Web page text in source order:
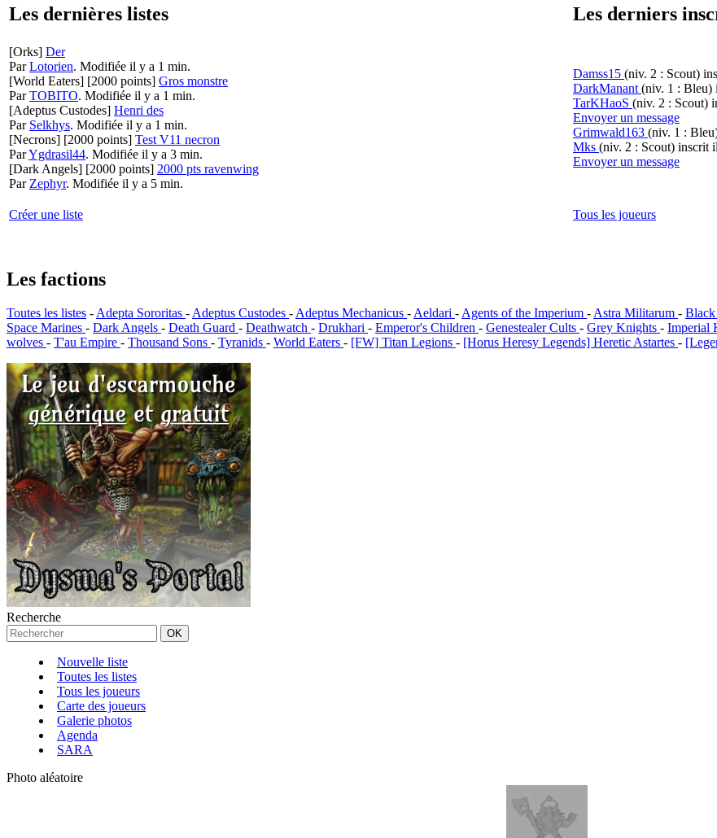
Les dernières listes Les derniers
[Orks] Der
ParLotorien. Modifiée il y a 1 min.
[World Eaters] [2000 points] Gros monstre
ParTOBITO. Modifiée il y a 1 min.
[Adeptus Custodes] Henri des
Par Selkhys. Modifiée il y a 1 min.
[Necrons] [2000 points] Test V11 necron
ParYgdrasil44. Modifiée il y a 3 min.
[Dark Angels] [2000 points] 2000 pts ravenwing
Par Zephyr. Modifiée il y a 5 min.
Damss15 (niv. 2 : Scout)
DarkManant (niv. 1 : Bleu)
TarKHaoS (niv. 2 : Scout)
Envoyer un message
Grimwald163 (niv. 1 :
Mks (niv. 2 : Scout) inscrit
Envoyer un message
Créer une liste Tous les joueurs
Les factions
Toutes les listes -Adepta Sororitas -Adeptus Custodes -Adeptus Mechanicus -Aeldari -Agents of the Imperium -Astra Militarum - Black
Space Marines - Dark Angels - Death Guard - Deathwatch - Drukhari - Emperor's Children - Genestealer Cults - Grey Knights - Imperial
wolves - T'au Empire - Thousand Sons - Tyranids - World Eaters - [FW] Titan Legions - [Horus Heresy Legends] Heretic Astartes -
Recherche
Nouvelle liste
Toutes les listes
Tous les joueurs
Carte des joueurs
Galerie photos
Agenda
SARA
Photo aléatoire